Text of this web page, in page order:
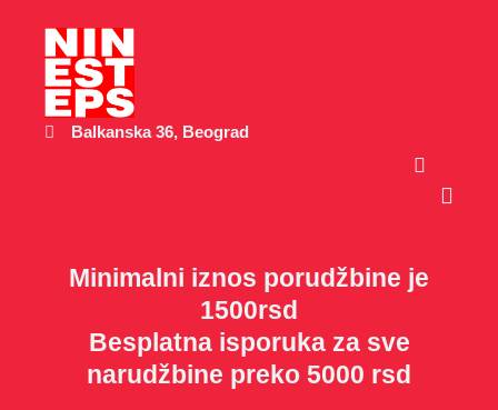
садржај
Balkanska 36, Beograd
Cart
Minimalni iznos porudžbine je
1500rsd
Besplatna isporuka za sve
narudžbine preko 5000 rsd